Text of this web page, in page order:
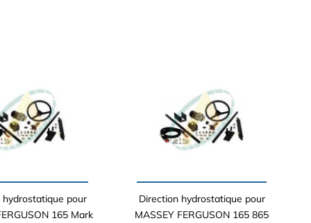
pour
165 Mark
Direction hydrostatique pour
MASSEY FERGUSON 165 865